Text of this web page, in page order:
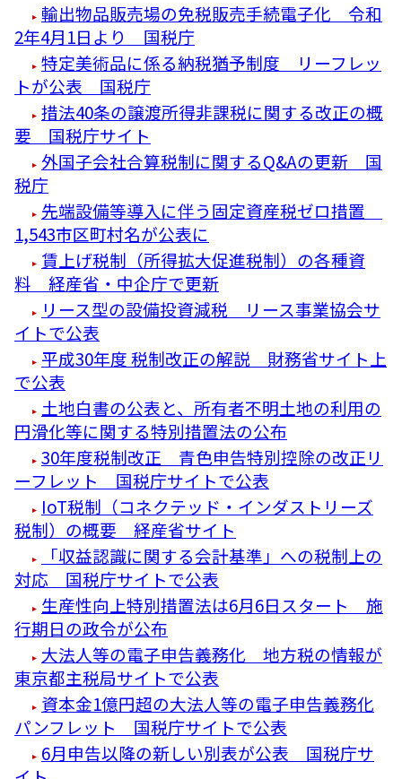
輸出物品販売場の免税販売手続電子化 令和
2年4月1日より 国税庁
特定美術品に係る納税猶予制度 リーフレッ
トが公表 国税庁
措法40条の譲渡所得非課税に関する改正の概
要 国税庁サイト
外国子会社合算税制に関するQ&Aの更新 国
税庁
先端設備等導入に伴う固定資産税ゼロ措置
1,543市区町村名が公表に
賃上げ税制（所得拡大促進税制）の各種資
料 経産省・中企庁で更新
リース型の設備投資減税 リース事業協会サ
イトで公表
平成30年度 税制改正の解説 財務省サイト上
で公表
土地白書の公表と、所有者不明土地の利用の
円滑化等に関する特別措置法の公布
30年度税制改正 青色申告特別控除の改正リ
ーフレット 国税庁サイトで公表
IoT税制（コネクテッド・インダストリーズ
税制）の概要 経産省サイト
「収益認識に関する会計基準」への税制上の
対応 国税庁サイトで公表
生産性向上特別措置法は6月6日スタート 施
行期日の政令が公布
大法人等の電子申告義務化 地方税の情報が
東京都主税局サイトで公表
資本金1億円超の大法人等の電子申告義務化
パンフレット 国税庁サイトで公表
6月申告以降の新しい別表が公表 国税庁サ